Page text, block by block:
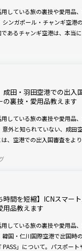
している旅の裏技や愛用品
ンガポール・チャンギ空港
あるチャンギ空港は、本当
もあるんです。また、意外と
成田・羽田空港での出入
の裏技・愛用品教えます
している旅の裏技や愛用品
外と知られていない、成田
、空港での出入国審査をよ
。ゴールデンウイークやお
入国手続きを行うことができ
時間を短縮】ICNスマー
用品教えます
している旅の裏技や愛用品
国・仁川国際空港で出国時
」について。パスポー